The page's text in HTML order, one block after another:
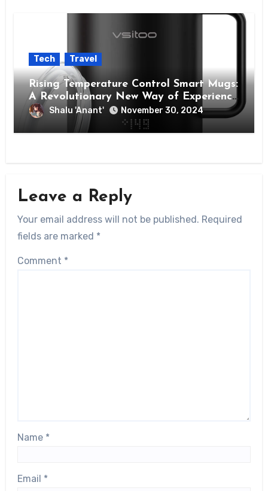
Tech Travel
Rising Temperature Control Smart Mugs:
A Revolutionary New Way of Experience
CoffeeShalu 'Anant' November 30, 2024
Leave a Reply
Your email address will not be published. Required
fields are marked *
Comment *
Name *
Email *